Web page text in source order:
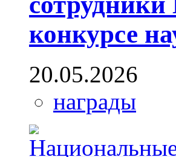
конкурсе
20.05.2026
награды